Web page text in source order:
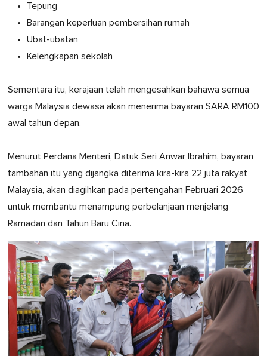
Tepung
Barangan keperluan pembersihan rumah
Ubat-ubatan
Kelengkapan sekolah
Sementara itu, kerajaan telah mengesahkan bahawa semua
warga Malaysia dewasa akan menerima bayaran SARA RM100
awal tahun depan.
Menurut Perdana Menteri, Datuk Seri Anwar Ibrahim, bayaran
tambahan itu yang dijangka diterima kira-kira 22 juta rakyat
Malaysia, akan diagihkan pada pertengahan Februari 2026
untuk membantu menampung perbelanjaan menjelang
Ramadan dan Tahun Baru Cina.